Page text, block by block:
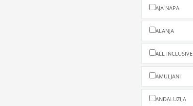
AJA NAPA
ALANJA
ALL INCLUSIVE
AMULJANI
ANDALUZIJA